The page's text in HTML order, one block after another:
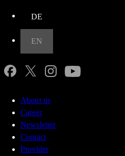
DE
EN
About us
Career
Newsletter
Contact
Provider